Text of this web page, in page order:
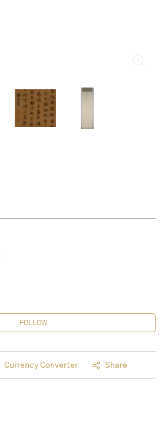
FOLLOW
Currency Converter Share